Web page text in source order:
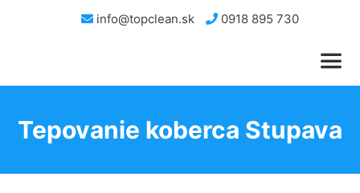
info@topclean.sk 0918 895 730
Tepovanie koberca Stupava